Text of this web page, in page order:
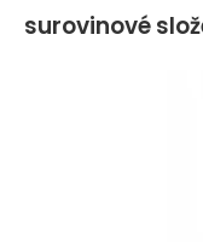
surovinové